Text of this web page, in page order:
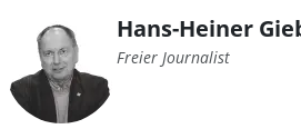
Hans-Heiner
Freier Journalist